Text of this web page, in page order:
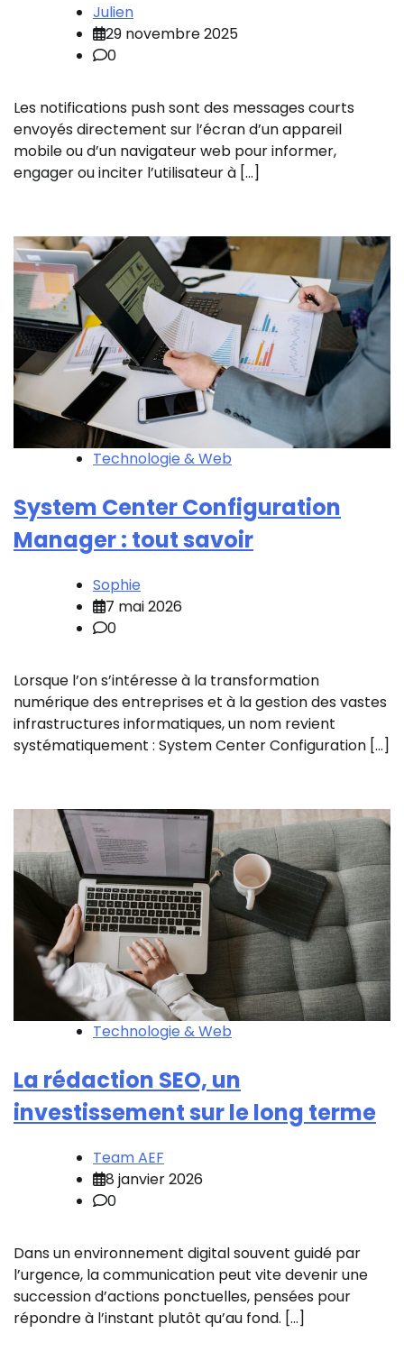
Julien
29 novembre 2025
0
Les notifications push sont des messages courts
envoyés directement sur l’écran d’un appareil
mobile ou d’un navigateur web pour informer,
engager ou inciter l’utilisateur à […]
Technologie & Web
System Center Configuration
Manager : tout savoir
Sophie
7 mai 2026
0
Lorsque l’on s’intéresse à la transformation
numérique des entreprises et à la gestion des vastes
infrastructures informatiques, un nom revient
systématiquement : System Center Configuration […]
Technologie & Web
La rédaction SEO, un
investissement sur le long terme
Team AEF
8 janvier 2026
0
Dans un environnement digital souvent guidé par
l’urgence, la communication peut vite devenir une
succession d’actions ponctuelles, pensées pour
répondre à l’instant plutôt qu’au fond. […]